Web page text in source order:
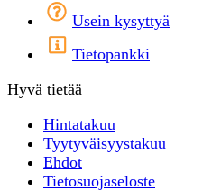
Usein kysyttyä
Tietopankki
Hyvä tietää
Hintatakuu
Tyytyväisyystakuu
Ehdot
Tietosuojaseloste